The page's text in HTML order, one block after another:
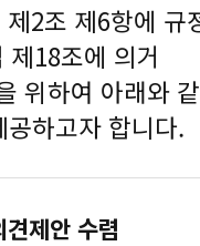
2조 제6항에 규
제18조에 의거
위하여 아래와
공하고자 합니다.
제안 수렴